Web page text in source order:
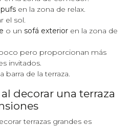
pufs en la zona de relax.
el sol.
o un sofá exterior en la zona de
pero proporcionan más
invitados.
barra de la terraza.
decorar una terraza
terrazas grandes es